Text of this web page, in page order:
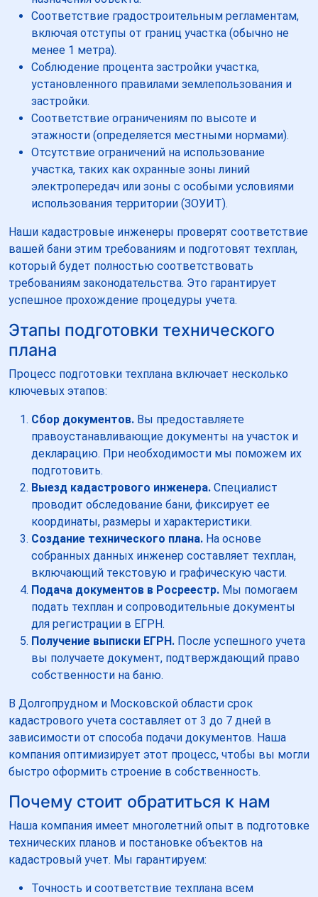
Соответствие градостроительным регламентам,
включая отступы от границ участка (обычно не
менее 1 метра).
Соблюдение процента застройки участка,
установленного правилами землепользования и
застройки.
Соответствие ограничениям по высоте и
этажности (определяется местными нормами).
Отсутствие ограничений на использование
участка, таких как охранные зоны линий
электропередач или зоны с особыми условиями
использования территории (ЗОУИТ).
Наши кадастровые инженеры проверят соответствие
вашей бани этим требованиям и подготовят техплан,
который будет полностью соответствовать
требованиям законодательства. Это гарантирует
успешное прохождение процедуры учета.
Этапы подготовки технического
плана
Процесс подготовки техплана включает несколько
ключевых этапов:
Сбор документов. Вы предоставляете
правоустанавливающие документы на участок и
декларацию. При необходимости мы поможем их
подготовить.
Выезд кадастрового инженера. Специалист
проводит обследование бани, фиксирует ее
координаты, размеры и характеристики.
Создание технического плана. На основе
собранных данных инженер составляет техплан,
включающий текстовую и графическую части.
Подача документов в Росреестр. Мы помогаем
подать техплан и сопроводительные документы
для регистрации в ЕГРН.
Получение выписки ЕГРН. После успешного учета
вы получаете документ, подтверждающий право
собственности на баню.
В Долгопрудном и Московской области срок
кадастрового учета составляет от 3 до 7 дней в
зависимости от способа подачи документов. Наша
компания оптимизирует этот процесс, чтобы вы могли
быстро оформить строение в собственность.
Почему стоит обратиться к нам
Наша компания имеет многолетний опыт в подготовке
технических планов и постановке объектов на
кадастровый учет. Мы гарантируем:
Точность и соответствие техплана всем